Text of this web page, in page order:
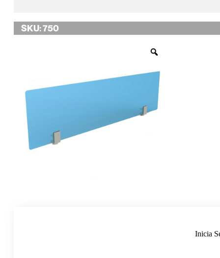
SKU:750
Inicia